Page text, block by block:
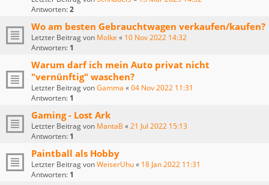
Antworten:2
Wo am besten Gebrauchtwagen verkaufen/kaufen?
Letzter Beitrag von Molke « 10 Nov 2022 14:32
Antworten: 1
Warum darf ich mein Auto privat nicht
"vernünftig" waschen?
Letzter Beitrag vonGamma «04 Nov 2022 11:31
Antworten: 1
Gaming - Lost Ark
Letzter Beitrag von MantaB «21 Jul 2022 15:13
Antworten: 1
Paintball als Hobby
Letzter Beitrag vonWeiserUhu« 18 Jan 2022 11:31
Antworten: 1